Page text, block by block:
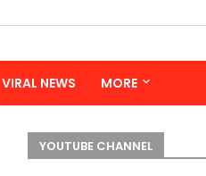
VIRAL NEWS MORE
YOUTUBE CHANNEL